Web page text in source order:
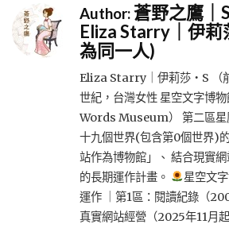
Author:蒼野之鷹｜
Eliza Starry｜伊莉
為同一人)
Eliza Starry｜伊莉莎・S （
世紀，台灣女性 星空文字博
Words Museum） 第二區星
十九個世界(包含第0個世界)
站作為博物館」、 結合現實
的長期運作計畫。
星空文
運作 ｜第1區：閱讀紀錄（
真實網站經營（2025年11月起